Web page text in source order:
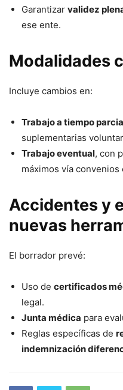
Garantizar validez
ese ente.
Modalidades
Incluye cambios en:
Trabajo a tiempo
suplementarias
Trabajo eventual, con
máximos vía convenios
Accidentes y
nuevas
El borrador prevé:
Uso de certificados
legal.
Junta médica para
Reglas específicas de
indemnización